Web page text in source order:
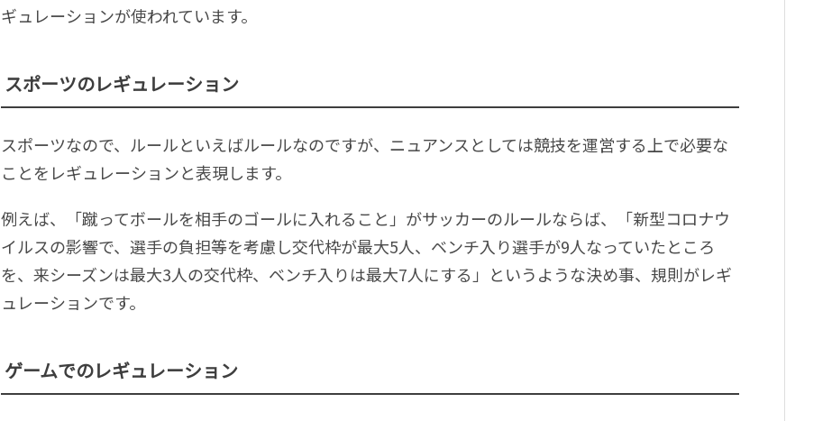
ギュレーションが使われています。
スポーツのレギュレーション
スポーツなので、ルールといえばルールなのですが、ニュアンスとしては競技を運営する上で必要な
ことをレギュレーションと表現します。
例えば、「蹴ってボールを相手のゴールに入れること」がサッカーのルールならば、「新型コロナウ
イルスの影響で、選手の負担等を考慮し交代枠が最大5人、ベンチ入り選手が9人なっていたところ
を、来シーズンは最大3人の交代枠、ベンチ入りは最大7人にする」というような決め事、規則がレギ
ュレーションです。
ゲームでのレギュレーション